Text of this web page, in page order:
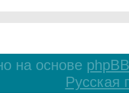
на основе phpBB
Русская